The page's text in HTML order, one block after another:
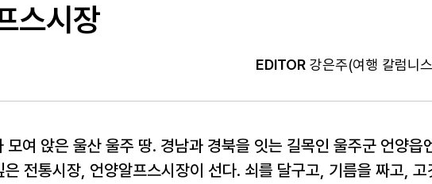
스시장
EDITOR 강은주(여행 칼럼니
여 앉은 울산 울주 땅. 경남과 경북을 잇는 길목인 울주군 언양읍
은 전통시장, 언양알프스시장이 선다. 쇠를 달구고, 기름을 짜고,